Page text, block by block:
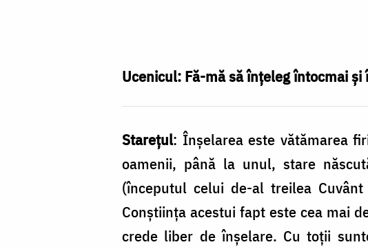
Ucenicul: Fă-mă să înţeleg întocmai
Stareţul: Înşelarea este vătămarea
oamenii, până la unul, stare
(începutul celui de-al treilea
Conştiinţa acestui fapt este cea mai
crede liber de înşelare. Cu toţii